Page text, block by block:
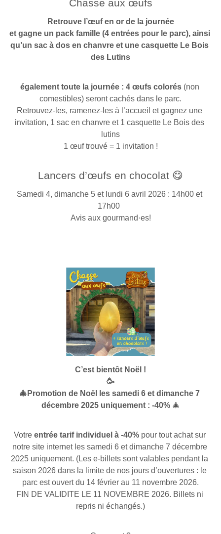
Chasse aux œufs
Retrouve l’œuf en or de la journée
et gagne un pack famille (4 entrées pour le parc), ainsi
qu’un sac à dos en chanvre et une casquette Le Bois
des Lutins
également toute la journée : 4 œufs colorés (non
comestibles) seront cachés dans le parc.
Retrouvez-les, ramenez-les à l’accueil et gagnez une
invitation, 1 sac en chanvre et 1 casquette Le Bois des
lutins
1 œuf trouvé = 1 invitation !
Lancers d’œufs en chocolat 😋
Samedi 4, dimanche 5 et lundi 6 avril 2026 : 14h00 et
17h00
Avis aux gourmand·es!
C’est bientôt Noël !
🥳
🎄Promotion de Noël les samedi 6 et dimanche 7
décembre 2025 uniquement : -40% 🎄
Votre entrée tarif individuel à -40% pour tout achat sur
notre site internet les samedi 6 et dimanche 7 décembre
2025 uniquement. (Les e-billets sont valables pendant la
saison 2026 dans la limite de nos jours d’ouvertures : le
parc est ouvert du 14 février au 11 novembre 2026.
FIN DE VALIDITE LE 11 NOVEMBRE 2026. Billets ni
repris ni échangés.)